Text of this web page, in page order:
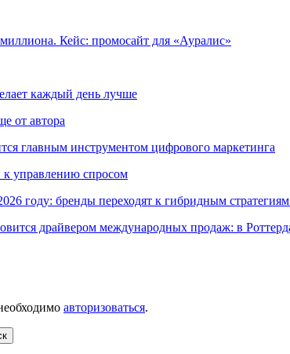
Кейс: промосайт для «Ауралис»
каждый день лучше
от автора
главным инструментом цифрового маркетинга
к управлению спросом
году: бренды переходят к гибридным
драйвером международных продаж: в
авторизоваться.